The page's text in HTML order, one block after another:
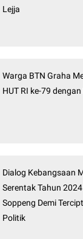
Lejja
Warga BTN Graha
HUT RI ke-79
Dialog Kebangsaan
Serentak Tahun
Soppeng Demi
Politik